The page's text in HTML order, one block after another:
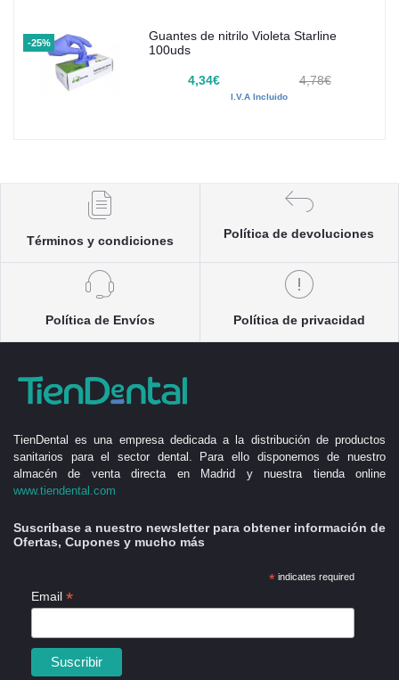
-25%
Guantes de nitrilo Violeta Starline
100uds
4,34€ 4,78€
I.V.A Incluido
Términos y condiciones
Política de devoluciones
Política de Envíos Política de privacidad
TienDental es una empresa dedicada a la distribución de productos
sanitarios para el sector dental. Para ello disponemos de nuestro
almacén de venta directa en Madrid y nuestra tienda online
www.tiendental.com
Suscribase a nuestro newsletter para obtener información de
Ofertas, Cupones y mucho más
*indicates required
Email *